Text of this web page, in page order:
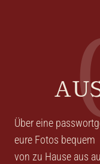
Über eine
eure Fotos bequem
von zu Hause aus